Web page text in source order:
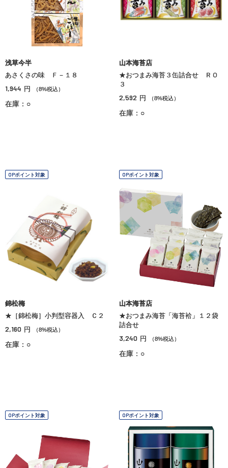
浅草今半
あさくさの味 Ｆ－１８
1,944 円 （8%税込）
在庫：○
山本海苔店
★おつまみ海苔３缶詰合せ ＲＯ
３
2,592 円 （8%税込）
在庫：○
OPポイント対象
錦松梅
★［錦松梅］小判型容器入 Ｃ２
2,160 円 （8%税込）
在庫：○
OPポイント対象
山本海苔店
★おつまみ海苔「海苔袷」１２袋
詰合せ
3,240 円 （8%税込）
在庫：○
OPポイント対象 OPポイント対象